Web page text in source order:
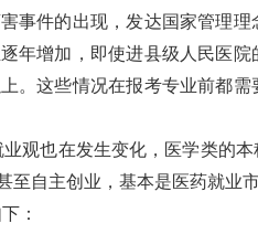
事件的出现，发达国家管理
年增加，即使进县级人民医院
。这些情况在报考专业前都
观也在发生变化，医学类的
自主创业，基本是医药就业
：